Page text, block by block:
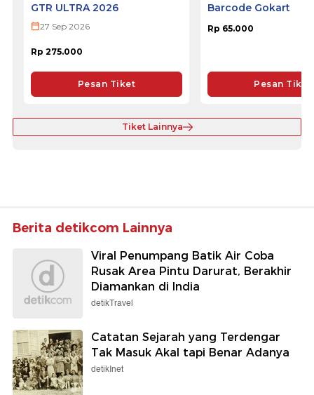
GTR ULTRA 2026
27 Sep 2026
Rp 275.000
Pesan Tiket
Barcode Gokart
Rp 65.000
Pesan Tiket
Tiket Lainnya
Berita detikcom Lainnya
Viral Penumpang Batik Air Coba
Rusak Area Pintu Darurat, Berakhir
Diamankan di India
detikTravel
Catatan Sejarah yang Terdengar
Tak Masuk Akal tapi Benar Adanya
detikInet